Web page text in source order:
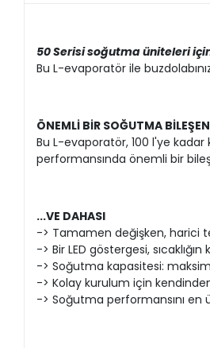
50 Serisi soğutma üniteleri
Bu L-evaporatör ile
ÖNEMLİ BİR SOĞUTMA
Bu L-evaporatör, 100 l'ye
performansında önemli bir
...VE DAHASI
-> Tamamen değişken, harici
-> Bir LED göstergesi,
-> Soğutma kapasitesi:
-> Kolay kurulum için
-> Soğutma performansını en